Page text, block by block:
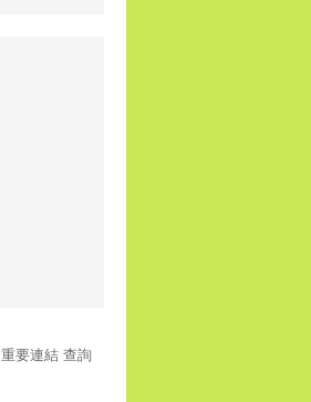
重要連結 查詢